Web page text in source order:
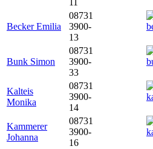
Becker Emilia
08731
3900-
13
Bunk Simon
08731
3900-
33
Kalteis
Monika
08731
3900-
14
Kammerer
Johanna
08731
3900-
16